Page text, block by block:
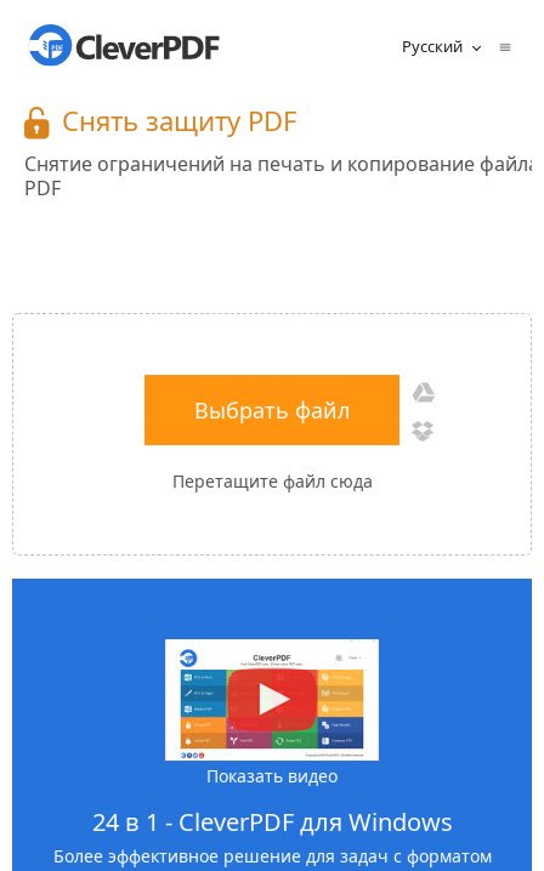
Русский
Cнять защиту PDF
Снятие ограничений на печать и копирование файла
PDF
Выбрать файл
Перетащите файл сюда
Показать видео
24 в 1 - CleverPDF для Windows
Более эффективное решение для задач с форматом